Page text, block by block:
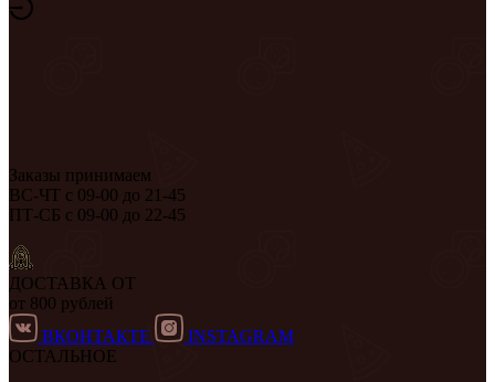
Заказы принимаем
ВС-ЧТ с 09-00 до 21-45
ПТ-СБ с 09-00 до 22-45
ДОСТАВКА ОТ
от 800 рублей
ВКОНТАКТЕ
INSTAGRAM
ОСТАЛЬНОЕ